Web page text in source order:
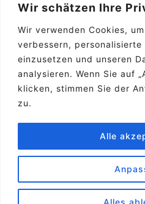
Wir schätzen Ihre
Wir verwenden Cookies,
verbessern,
einzusetzen und unseren
analysieren. Wenn Sie auf
klicken, stimmen Sie der
zu.
Alles
Alle
Kontakt